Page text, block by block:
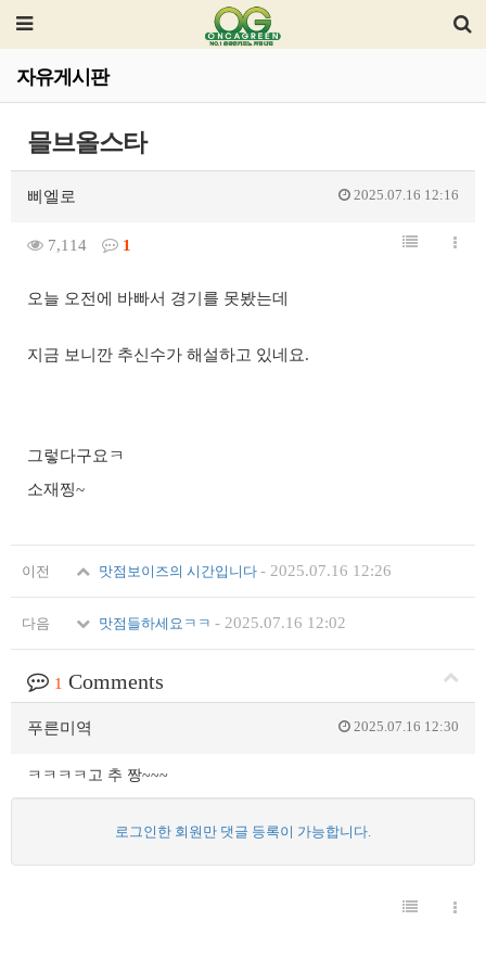
자유게시판
믈브올스타
삐엘로 2025.07.16 12:16
7,114 1
오늘 오전에 바빠서 경기를 못봤는데
지금 보니깐 추신수가 해설하고 있네요.
그렇다구요ㅋ
소재찡~
이전 맛점보이즈의 시간입니다 - 2025.07.16 12:26
다음 맛점들하세요ㅋㅋ - 2025.07.16 12:02
1 Comments
푸른미역 2025.07.16 12:30
ㅋㅋㅋㅋ고 추 짱~~~
로그인한 회원만 댓글 등록이 가능합니다.